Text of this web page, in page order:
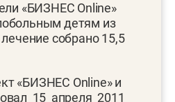
«БИЗНЕС Online»
детям из
собрано 15,5
«БИЗНЕС Online» и
15 апреля 2011